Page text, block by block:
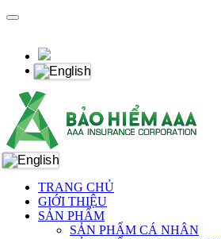
TRANG CHỦ
GIỚI THIỆU
SẢN PHẨM
SẢN PHẨM CÁ NHÂN